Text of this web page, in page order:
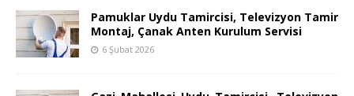
Pamuklar Uydu Tamircisi, Televizyon Tamir
Montaj, Çanak Anten Kurulum Servisi
6 Şubat 2026